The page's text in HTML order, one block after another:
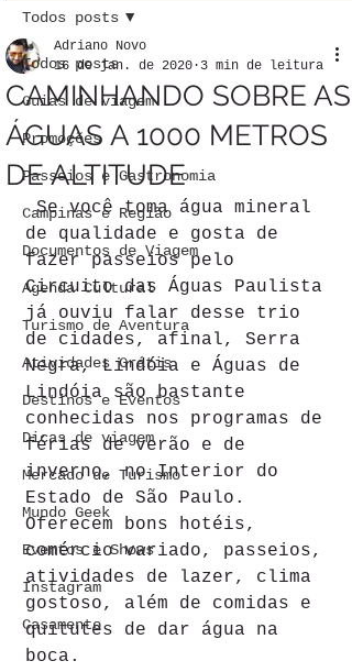
Todos posts
Guias de viagem
Promoções
Passeios e Gastronomia
Campinas e Região
Documentos de Viagem
Agenda Cultural
Turismo de Aventura
Atividades Grátis
Destinos e Eventos
Dicas de viagem
Mercado de Turismo
Mundo Geek
Eventos e Shows
Instagram
Casamento
Todos posts
CAMINHANDO SOBRE AS
ÁGUAS A 1000 METROS
DE ALTITUDE
Adriano Novo
16 de jan. de 2020 3 min de leitura
Se você toma água mineral
de qualidade e gosta de
fazer passeios pelo
Circuito das Águas Paulista
já ouviu falar desse trio
de cidades, afinal, Serra
Negra, Lindóia e Águas de
Lindóia são bastante
conhecidas nos programas de
férias de verão e de
inverno, no Interior do
Estado de São Paulo.
Oferecem bons hotéis,
comércio variado, passeios,
atividades de lazer, clima
gostoso, além de comidas e
quitutes de dar água na
boca.